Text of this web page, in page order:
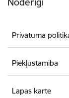
Privātuma
Piekļūstamība
Lapas karte